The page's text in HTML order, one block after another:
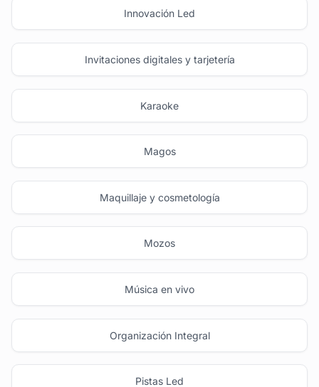
Innovación Led
Invitaciones digitales y tarjetería
Karaoke
Magos
Maquillaje y cosmetología
Mozos
Música en vivo
Organización Integral
Pistas Led